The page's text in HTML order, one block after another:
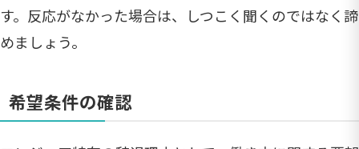
す。反応がなかった場合は、しつこく聞くのではなく諦
めましょう。
希望条件の確認